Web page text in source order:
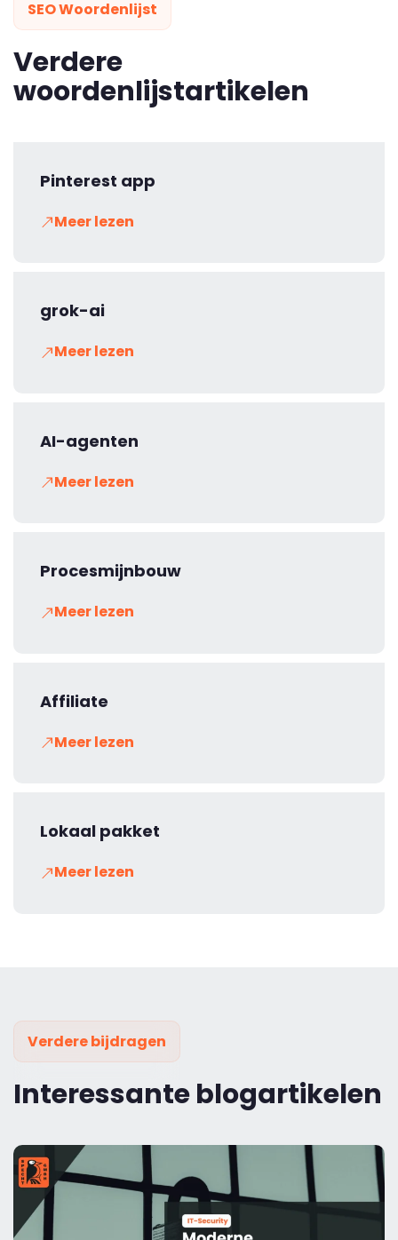
SEO Woordenlijst
Verdere
woordenlijstartikelen
Pinterest app
Meer lezen
grok-ai
Meer lezen
AI-agenten
Meer lezen
Procesmijnbouw
Meer lezen
Affiliate
Meer lezen
Lokaal pakket
Meer lezen
Verdere bijdragen
Interessante blogartikelen